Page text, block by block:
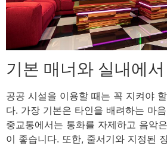
기본 매너와 실내에
공공 시설을 이용할 때는 꼭 지켜야 할
다. 가장 기본은 타인을 배려하는 마
중교통에서는 통화를 자제하고 음악
이 좋습니다. 또한, 줄서기와 지정된